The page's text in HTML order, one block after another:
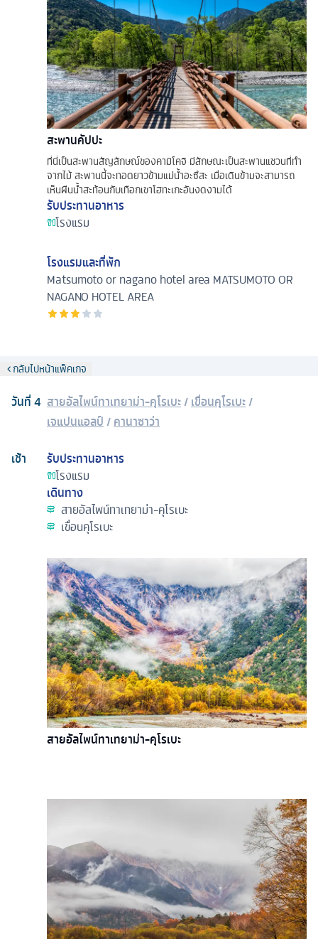
สะพานคัปปะ
ที่นี่เป็นสะพานสัญลักษณ์ของคามิโคจิ มีลักษณะเป็นสะพานแชวนที่ทำ
จากไม้ สะพานนี้จะทอดยาวข้ามแม่น้ำอะซึสะ เมื่อเดินข้ามจะสามารถ
เห็นผืนน้ำสะท้อนกับเทือกเขาโฮทะเกะอันงดงามได้
รับประทานอาหาร
โรงแรม
โรงแรมและที่พัก
Matsumoto or nagano hotel area MATSUMOTO OR
NAGANO HOTEL AREA
กลับไปหน้าแพ็คเกจ
วันที่4 สายอัลไพน์ทาเทยาม่า-คุโรเบะ/เขื่อนคุโรเบะ/
เจแปนแอลป์ /คานาซาว่า
เช้า
รับประทานอาหาร
โรงแรม
เดินทาง
สายอัลไพน์ทาเทยาม่า-คุโรเบะ
เขื่อนคุโรเบะ
สายอัลไพน์ทาเทยาม่า-คุโรเบะ